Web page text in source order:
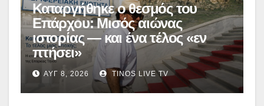
Καταργήθηκε ο θεσμός του
Επάρχου: Μισός αιώνας
ιστορίας — και ένα τέλος «εν
πτήσει»
ΑΥΓ 8, 2026 TINOS LIVE TV